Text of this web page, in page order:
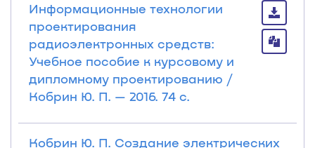
Информационные технологии
проектирования
радиоэлектронных средств:
Учебное пособие к курсовому и
дипломному проектированию /
Кобрин Ю. П. — 2016. 74 с.
Кобрин Ю. П. Создание электрических